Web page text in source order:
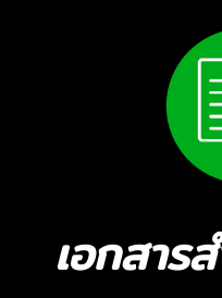
เอกสาร